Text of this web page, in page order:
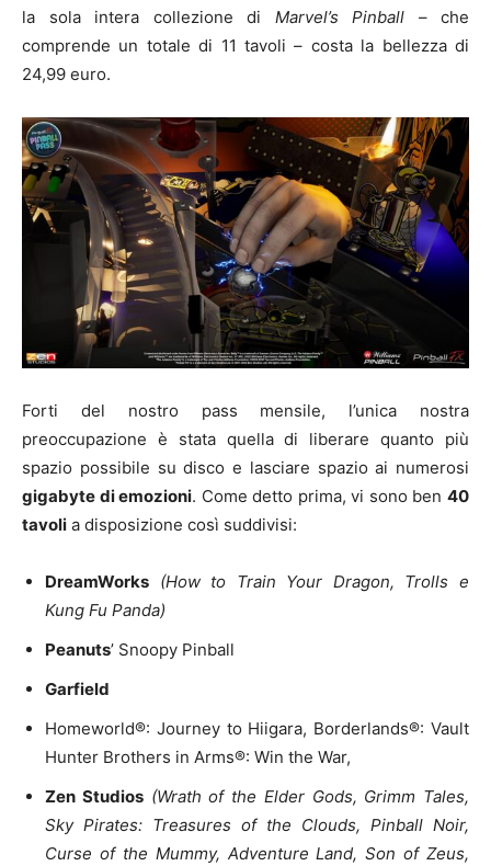
la sola intera collezione di Marvel’s Pinball – che
comprende un totale di 11 tavoli – costa la bellezza di
24,99 euro.
Forti del nostro pass mensile, l’unica nostra
preoccupazione è stata quella di liberare quanto più
spazio possibile su disco e lasciare spazio ai numerosi
gigabyte di emozioni. Come detto prima, vi sono ben40
tavoli a disposizione così suddivisi:
DreamWorks (How to Train Your Dragon, Trolls e
Kung Fu Panda)
Peanuts’ Snoopy Pinball
Garfield
Homeworld®️: Journey to Hiigara, Borderlands®: Vault
Hunter Brothers in Arms®: Win the War,
Zen Studios (Wrath of the Elder Gods, Grimm Tales,
Sky Pirates: Treasures of the Clouds, Pinball Noir,
Curse of the Mummy, Adventure Land, Son of Zeus,